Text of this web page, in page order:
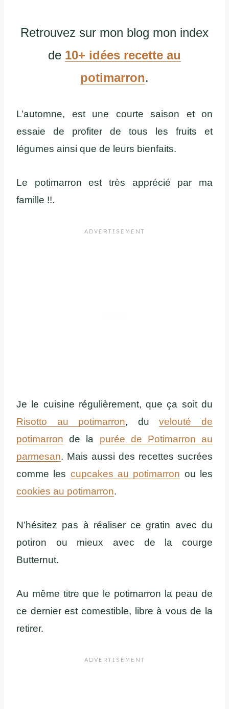
Retrouvez sur mon blog mon index
de 10+ idées recette au
potimarron.
L’automne, est une courte saison et on
essaie de profiter de tous les fruits et
légumes ainsi que de leurs bienfaits.
Le potimarron est très apprécié par ma
famille !!.
Je le cuisine régulièrement, que ça soit du
Risotto au potimarron, duvelouté de
potimarron de la purée de Potimarron au
parmesan. Mais aussi des recettes sucrées
comme les cupcakes au potimarron ou les
cookies au potimarron.
N’hésitez pas à réaliser ce gratin avec du
potiron ou mieux avec de la courge
Butternut.
Au même titre que le potimarron la peau de
ce dernier est comestible, libre à vous de la
retirer.